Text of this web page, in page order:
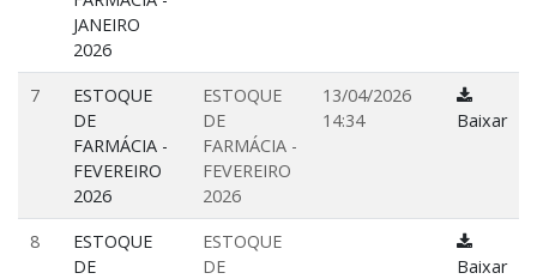
JANEIRO
2026
7
ESTOQUE
DE
FARMÁCIA -
FEVEREIRO
2026
ESTOQUE
DE
FARMÁCIA -
FEVEREIRO
2026
13/04/2026
14:34
Baixar
8
ESTOQUE
DE
ESTOQUE
DE
Baixar